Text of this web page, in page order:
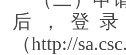
后，登
（http://